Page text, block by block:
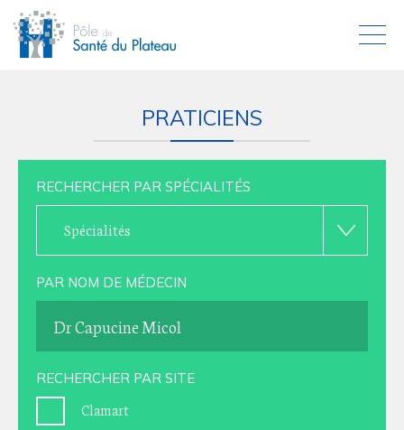
PRATICIENS
RECHERCHER PAR SPÉCIALITÉS
Spécialités
PAR NOM DE MÉDECIN
RECHERCHER PAR SITE
Clamart